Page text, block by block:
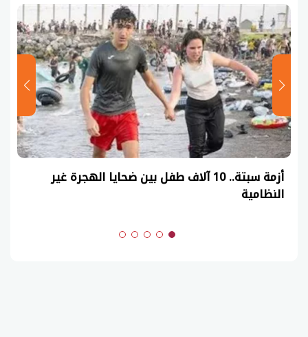
عاجل| نموذج حل امتحان أحياء ثانوية عامة 2026
(السنوات الماضية)